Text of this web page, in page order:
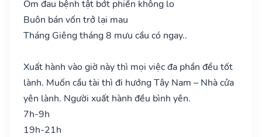
Ốm đau bệnh tật bớt phiền không lo
Buôn bán vốn trở lại mau
Tháng Giêng tháng 8 mưu cầu có ngay..
Xuất hành vào giờ này thì mọi việc đa phần đều tốt
lành. Muốn cầu tài thì đi hướng Tây Nam – Nhà cửa
yên lành. Người xuất hành đều bình yên.
7h-9h
19h-21h